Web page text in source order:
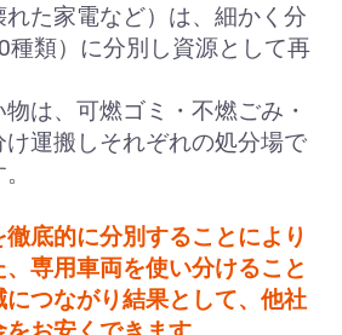
た家電など）は、細かく分
種類）に分別し資源として再
は、可燃ゴミ・不燃ごみ・
運搬しそれぞれの処分場で
底的に分別することにより
専用車両を使い分けること
つながり結果として、他社